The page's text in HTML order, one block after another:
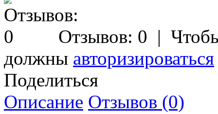
Отзывов: 0 |
должны авторизироваться
Поделиться
Описание Отзывов (0)